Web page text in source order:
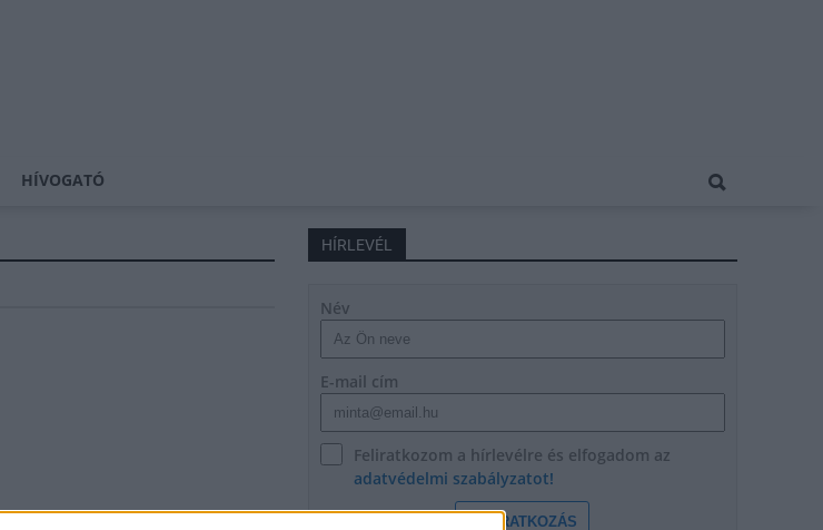
HÍVOGATÓ
HÍRLEVÉL
Név
E-mail cím
Feliratkozom a hírlevélre és elfogadom az
adatvédelmi szabályzatot!
FELIRATKOZÁS